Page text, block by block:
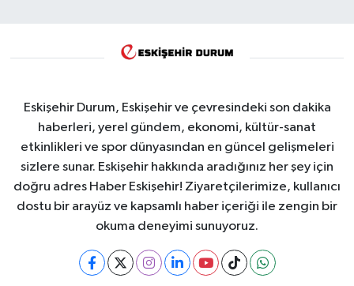
Eskişehir Durum, Eskişehir ve çevresindeki son dakika
haberleri, yerel gündem, ekonomi, kültür-sanat
etkinlikleri ve spor dünyasından en güncel gelişmeleri
sizlere sunar. Eskişehir hakkında aradığınız her şey için
doğru adres Haber Eskişehir! Ziyaretçilerimize, kullanıcı
dostu bir arayüz ve kapsamlı haber içeriği ile zengin bir
okuma deneyimi sunuyoruz.